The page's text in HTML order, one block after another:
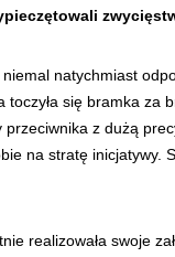
natychmiast
się bramka
z dużą
na stratę inicjatywy.
realizowała swoje